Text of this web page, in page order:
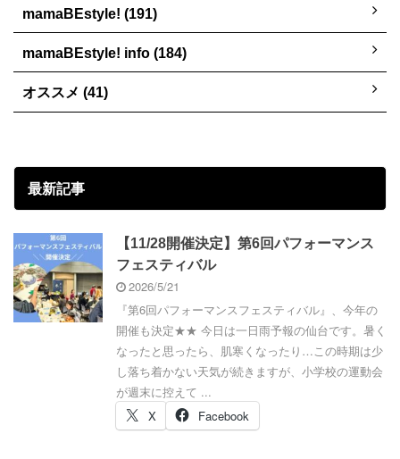
mamaBEstyle! (191)
mamaBEstyle! info (184)
オススメ (41)
最新記事
【11/28開催決定】第6回パフォーマンス
フェスティバル
2026/5/21
『第6回パフォーマンスフェスティバル』、今年の
開催も決定★★ 今日は一日雨予報の仙台です。暑く
なったと思ったら、肌寒くなったり…この時期は少
し落ち着かない天気が続きますが、小学校の運動会
が週末に控えて ...
X
Facebook